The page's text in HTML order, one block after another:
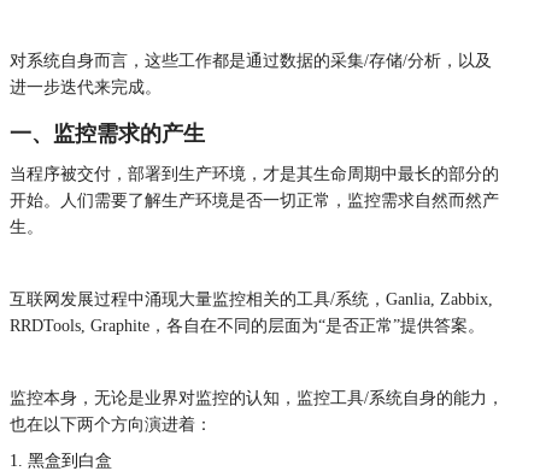
对系统自身而言，这些工作都是通过数据的采集/存储/分析，以及
进一步迭代来完成。
一、监控需求的产生
当程序被交付，部署到生产环境，才是其生命周期中最长的部分的
开始。人们需要了解生产环境是否一切正常，监控需求自然而然产
生。
互联网发展过程中涌现大量监控相关的工具/系统，Ganlia, Zabbix,
RRDTools, Graphite，各自在不同的层面为“是否正常”提供答案。
监控本身，无论是业界对监控的认知，监控工具/系统自身的能力，
也在以下两个方向演进着：
黑盒到白盒